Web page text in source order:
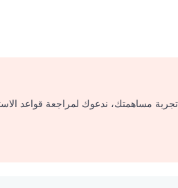
تجربة مساهمتك، ندعوك لمراجعة قواعد